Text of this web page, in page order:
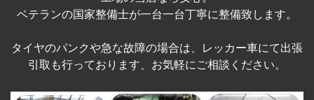
ベテランの国家整備士が一台一台丁寧に整備致します。
タイヤのパンクや急な故障の場合は、レッカー車にて出張
引取も行っております、お気軽にご相談ください。